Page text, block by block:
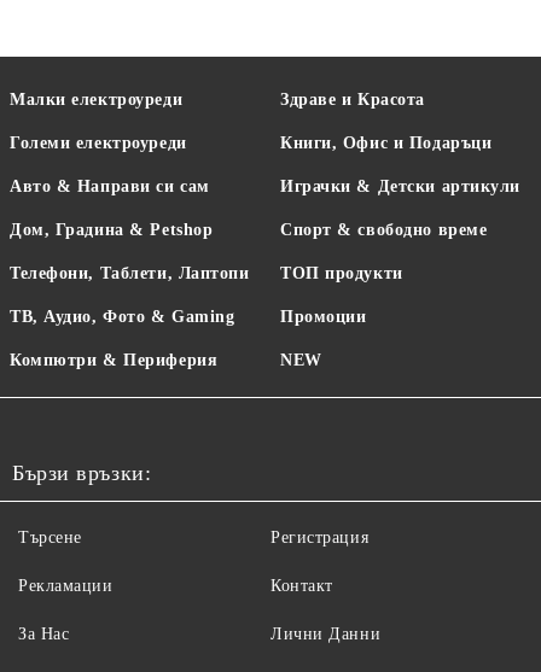
Малки електроуреди
Големи електроуреди
Авто & Направи си сам
Дом, Градина & Petshop
Телефони, Таблети, Лаптопи
ТВ, Аудио, Фото & Gaming
Компютри & Периферия
Здраве и Красота
Книги, Офис и Подаръци
Играчки & Детски артикули
Спорт & свободно време
ТОП продукти
Промоции
NEW
Бързи връзки:
Търсене
Рекламации
За Нас
Регистрация
Контакт
Лични Данни